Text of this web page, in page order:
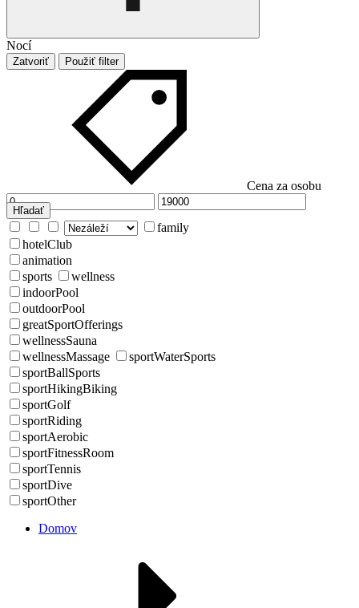
Nocí
Zatvoriť Použiť filter
Cena za osobu
Hľadať
family
hotelClub
animation
sports
wellness
indoorPool
outdoorPool
greatSportOfferings
wellnessSauna
wellnessMassage
sportWaterSports
sportBallSports
sportHikingBiking
sportGolf
sportRiding
sportAerobic
sportFitnessRoom
sportTennis
sportDive
sportOther
Domov